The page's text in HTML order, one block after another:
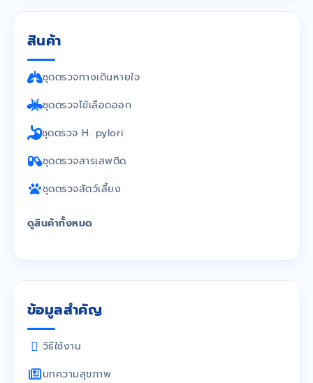
สินค้า
ชุดตรวจทางเดินหายใจ
ชุดตรวจไข้เลือดออก
ชุดตรวจ H. pylori
ชุดตรวจสารเสพติด
ชุดตรวจสัตว์เลี้ยง
ดูสินค้าทั้งหมด
ข้อมูลสำคัญ
วิธีใช้งาน
บทความสุขภาพ